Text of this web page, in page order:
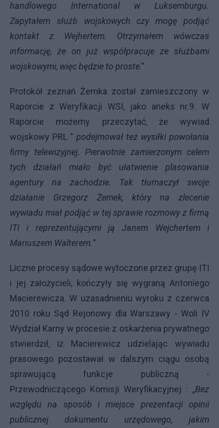
handlowego International w Luksemburgu.
Zapytałem służb wojskowych czy mogę podjąć
kontakt z Wejhertem. Otrzymałem wówczas
informację, że on już współpracuje ze służbami
wojskowymi, więc będzie to proste.”
Protokół zeznań Żemka został zamieszczony w
Raporcie z Weryfikacji WSI, jako aneks nr.9. W
Raporcie możemy przeczytać, że wywiad
wojskowy PRL " podejmował też wysiłki powołania
firmy telewizyjnej. Pierwotnie zamierzonym celem
tych działań miało być ułatwienie plasowania
agentury na zachodzie.
Tak tłumaczył swoje
działanie Grzegorz Żemek, który na zlecenie
wywiadu miał podjąć w tej sprawie rozmowy z firmą
ITI i reprezentującymi ją Janem Wejchertem i
Mariuszem Walterem.”
Liczne procesy sądowe wytoczone przez grupę ITI
i jej założycieli, kończyły się wygraną Antoniego
Macierewicza. W uzasadnieniu wyroku z czerwca
2010 roku Sąd Rejonowy dla Warszawy - Woli IV
Wydział Karny w procesie z oskarżenia prywatnego
stwierdził, iż Macierewicz udzielając wywiadu
prasowego pozostawał w dalszym ciągu osobą
sprawującą funkcje publiczną -
Przewodniczącego Komisji Weryfikacyjnej : „Bez
względu na sposób i miejsce prezentacji opinii
publicznej dokumentu urzędowego, jakim